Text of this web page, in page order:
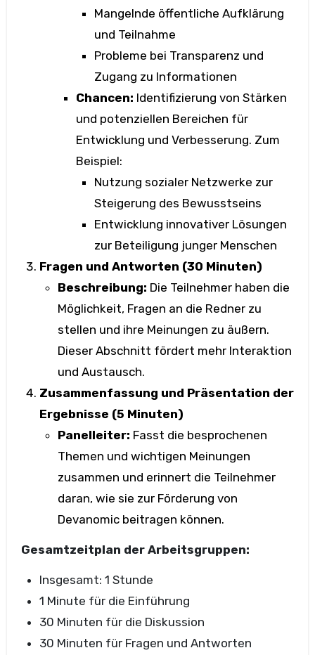
Mangelnde öffentliche Aufklärung
und Teilnahme
Probleme bei Transparenz und
Zugang zu Informationen
Chancen: Identifizierung von Stärken
und potenziellen Bereichen für
Entwicklung und Verbesserung. Zum
Beispiel:
Nutzung sozialer Netzwerke zur
Steigerung des Bewusstseins
Entwicklung innovativer Lösungen
zur Beteiligung junger Menschen
Fragen und Antworten (30 Minuten)
Beschreibung: Die Teilnehmer haben die
Möglichkeit, Fragen an die Redner zu
stellen und ihre Meinungen zu äußern.
Dieser Abschnitt fördert mehr Interaktion
und Austausch.
Zusammenfassung und Präsentation der
Ergebnisse (5 Minuten)
Panelleiter: Fasst die besprochenen
Themen und wichtigen Meinungen
zusammen und erinnert die Teilnehmer
daran, wie sie zur Förderung von
Devanomic beitragen können.
Gesamtzeitplan der Arbeitsgruppen:
Insgesamt: 1 Stunde
1 Minute für die Einführung
30 Minuten für die Diskussion
30 Minuten für Fragen und Antworten